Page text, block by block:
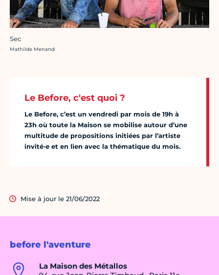
before l'aventure
La Maison des Métallos
Sec
Crédit photo :
Mathilde Menand
Le Before, c'est quoi ?
Le Before, c’est un vendredi par mois de 19h à
23h où toute la Maison se mobilise autour d’une
multitude de propositions initiées par l’artiste
invité·e et en lien avec la thématique du mois.
Mise à jour le 21/06/2022